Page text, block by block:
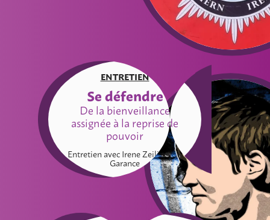
ENTRETIEN
Se défendre
De la bienveillance
assignée à la reprise de
pouvoir
Entretien avec Irene Zeilinger –
Garance